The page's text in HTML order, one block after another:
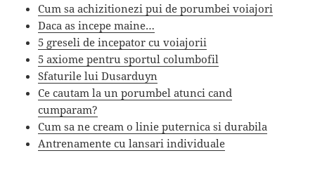
Cum sa achizitionezi pui de porumbei voiajori
Daca as incepe maine…
5 greseli de incepator cu voiajorii
5 axiome pentru sportul columbofil
Sfaturile lui Dusarduyn
Ce cautam la un porumbel atunci cand
cumparam?
Cum sa ne cream o linie puternica si durabila
Antrenamente cu lansari individuale